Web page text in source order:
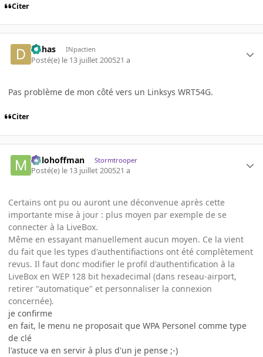
Citer
Dahas INpactien
Posté(e) le 13 juillet 200521 a
Pas problème de mon côté vers un Linksys WRT54G.
Citer
milohoffman Stormtrooper
Posté(e) le 13 juillet 200521 a
Certains ont pu ou auront une déconvenue après cette
importante mise à jour : plus moyen par exemple de se
connecter à la LiveBox.
Même en essayant manuellement aucun moyen. Ce la vient
du fait que les types d'authentifiactions ont été complètement
revus. Il faut donc modifier le profil d'authentification à la
LiveBox en WEP 128 bit hexadecimal (dans reseau-airport,
retirer "automatique" et personnaliser la connexion
concernée).
je confirme
en fait, le menu ne proposait que WPA Personel comme type
de clé
l'astuce va en servir à plus d'un je pense ;-)